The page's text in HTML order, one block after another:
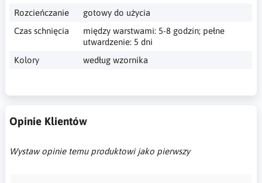
Rozcieńczanie
gotowy do użycia
Czas schnięcia
między warstwami: 5-8 godzin; pełne
utwardzenie: 5 dni
Kolory
według wzornika
Opinie Klientów
Wystaw opinie temu produktowi jako pierwszy